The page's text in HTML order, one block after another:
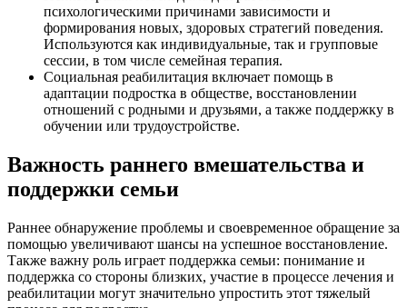
психологическими причинами зависимости и
формирования новых, здоровых стратегий поведения.
Используются как индивидуальные, так и групповые
сессии, в том числе семейная терапия.
Социальная реабилитация включает помощь в
адаптации подростка в обществе, восстановлении
отношений с родными и друзьями, а также поддержку в
обучении или трудоустройстве.
Важность раннего вмешательства и
поддержки семьи
Раннее обнаружение проблемы и своевременное обращение за
помощью увеличивают шансы на успешное восстановление.
Также важну роль играет поддержка семьи: понимание и
поддержка со стороны близких, участие в процессе лечения и
реабилитации могут значительно упростить этот тяжелый